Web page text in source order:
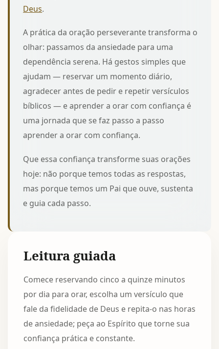
Deus.
A prática da oração perseverante transforma o
olhar: passamos da ansiedade para uma
dependência serena. Há gestos simples que
ajudam — reservar um momento diário,
agradecer antes de pedir e repetir versículos
bíblicos — e aprender a orar com confiança é
uma jornada que se faz passo a passo
aprender a orar com confiança.
Que essa confiança transforme suas orações
hoje: não porque temos todas as respostas,
mas porque temos um Pai que ouve, sustenta
e guia cada passo.
Leitura guiada
Comece reservando cinco a quinze minutos
por dia para orar, escolha um versículo que
fale da fidelidade de Deus e repita-o nas horas
de ansiedade; peça ao Espírito que torne sua
confiança prática e constante.